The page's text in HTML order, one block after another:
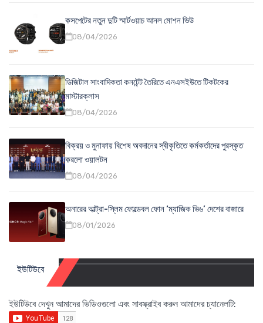
কসপেটের নতুন দুটি স্মার্টওয়াচ আনল মোশন ভিউ
08/04/2026
ডিজিটাল সাংবাদিকতা কনটেন্ট তৈরিতে এনএসইউতে টিকটকের
মাস্টারক্লাস
08/04/2026
বিক্রয় ও মুনাফায় বিশেষ অবদানের স্বীকৃতিতে কর্মকর্তাদের পুরস্কৃত
করলো ওয়ালটন
08/04/2026
অনারের আল্ট্রা-স্লিম ফোল্ডেবল ফোন ‘ম্যাজিক ভি৬’ দেশের বাজারে
08/01/2026
ইউটিউবে
ইউটিউবে দেখুন আমাদের ভিডিওগুলো এবং সাবস্ক্রাইব করুন আমাদের চ্যানেলটি: